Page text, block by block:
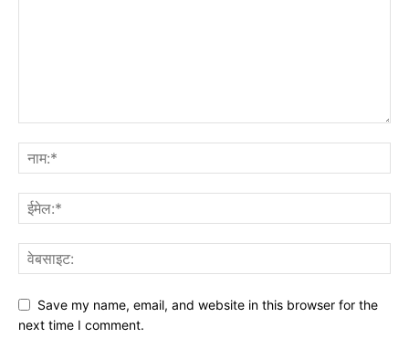
Save my name, email, and website in this browser for the
next time I comment.